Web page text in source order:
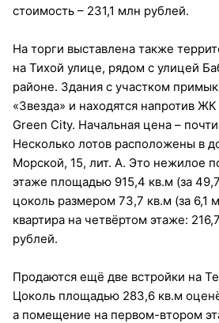
стоимость – 231,1 млн рублей.
На торги выставлена также
на Тихой улице, рядом с улицей
районе. Здания с участком
«Звезда» и находятся напротив ЖК
Green City. Начальная цена –
Несколько лотов расположены в
Морской, 15, лит. А. Это нежилое
этаже площадью 915,4 кв.м (за
цоколь размером 73,7 кв.м (за 6,1
квартира на четвёртом этаже:
рублей.
Продаются ещё две встройки на
Цоколь площадью 283,6 кв.м
а помещение на первом-втором